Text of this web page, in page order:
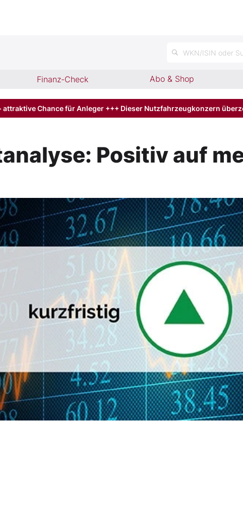
WKN/ISIN oder
Finanz-Check Abo & Shop
attraktive Chance für Anleger +++ Dieser Nutzfahrzeugkonzern
Positiv auf